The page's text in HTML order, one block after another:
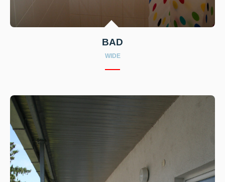
BAD
WIDE